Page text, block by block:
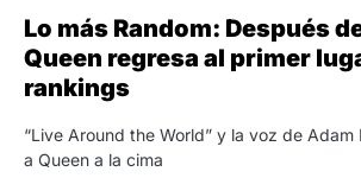
Lo más Random: Después
Queen regresa al primer
rankings
“Live Around the World” y la voz de
a Queen a la cima